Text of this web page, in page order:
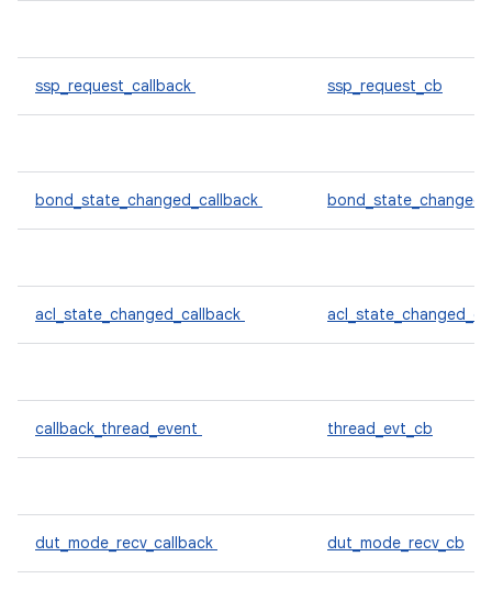
ssp_request_callback ssp_request_cb
bond_state_changed_callback
acl_state_changed_callback acl_state_changed_cb
callback_thread_event thread_evt_cb
dut_mode_recv_callback dut_mode_recv_cb